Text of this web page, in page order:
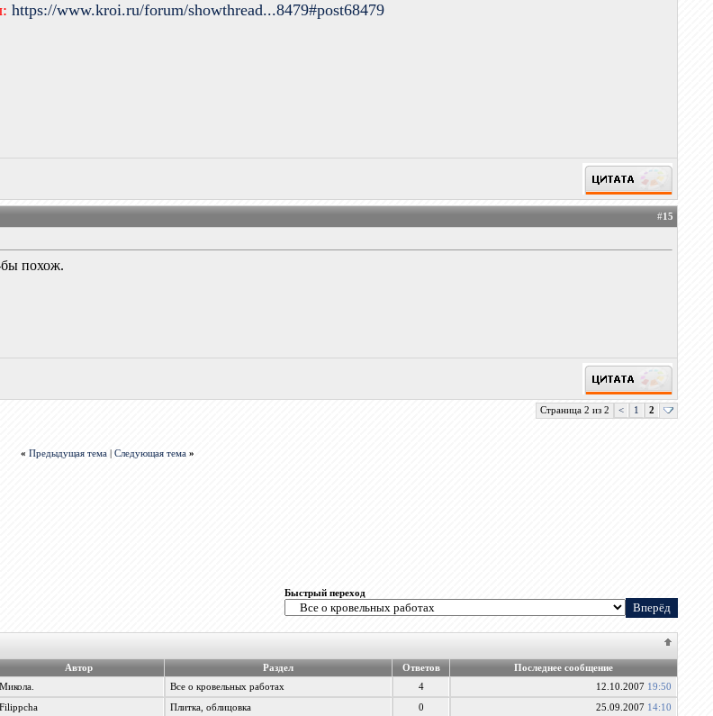
https://www.kroi.ru/forum/showthread...8479#post68479
#15
бы похож.
Страница 2 из 2 < 1 2
« Предыдущая тема |Следующая тема »
Быстрый переход
Автор Раздел Ответов
Последнее сообщение
Микола. Все о кровельных работах 4 12.10.2007 19:50
Filippcha Плитка, облицовка 0 25.09.2007 14:10